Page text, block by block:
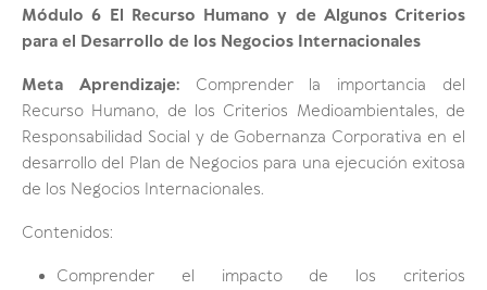
Módulo 6 El Recurso Humano y de Algunos Criterios
para el Desarrollo de los Negocios Internacionales
Meta Aprendizaje:Comprender la importancia del
Recurso Humano, de los Criterios Medioambientales, de
Responsabilidad Social y de Gobernanza Corporativa en el
desarrollo del Plan de Negocios para una ejecución exitosa
de los Negocios Internacionales.
Contenidos:
Comprender el impacto de los criterios